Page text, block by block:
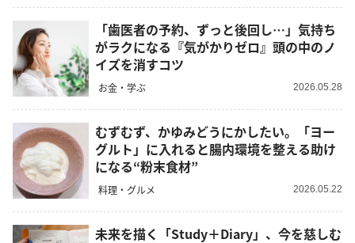
「歯医者の予約、ずっと後回し…」気持ち
がラクになる『気がかりゼロ』頭の中のノ
イズを消すコツ
お金・学ぶ 2026.05.28
むずむず、かゆみどうにかしたい。「ヨー
グルト」に入れると腸内環境を整える助け
になる“粉末食材”
料理・グルメ 2026.05.22
未来を描く「Study＋Diary」、今を慈しむ